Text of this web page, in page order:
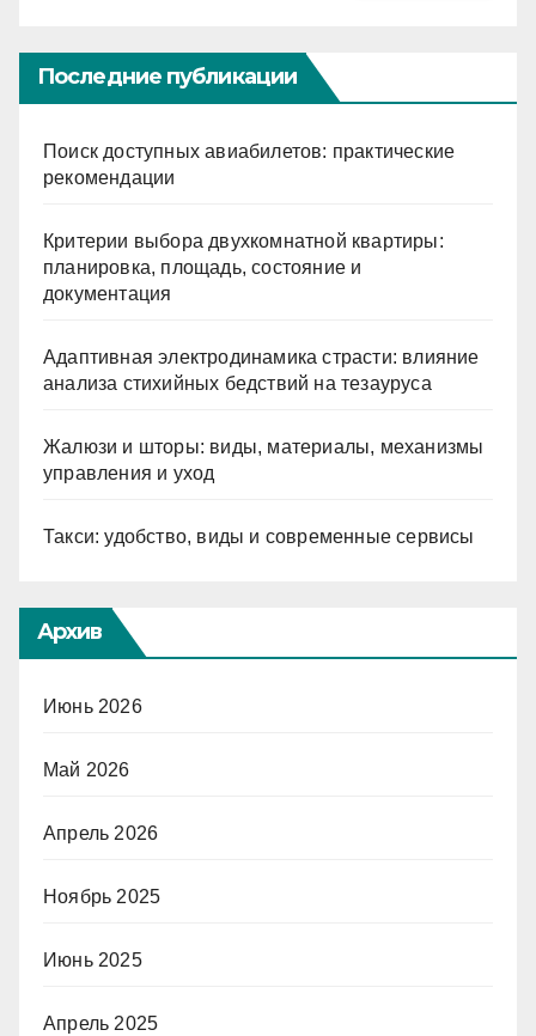
Последние публикации
Поиск доступных авиабилетов: практические
рекомендации
Критерии выбора двухкомнатной квартиры:
планировка, площадь, состояние и
документация
Адаптивная электродинамика страсти: влияние
анализа стихийных бедствий на тезауруса
Жалюзи и шторы: виды, материалы, механизмы
управления и уход
Такси: удобство, виды и современные сервисы
Архив
Июнь 2026
Май 2026
Апрель 2026
Ноябрь 2025
Июнь 2025
Апрель 2025